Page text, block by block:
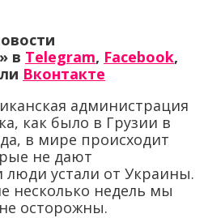
в Telegram, Facebook,
Вконтакте
администрация
как было в Грузии в
в мире происходит
не дают
люди устали от Украины.
несколько недель мы
осторожны.